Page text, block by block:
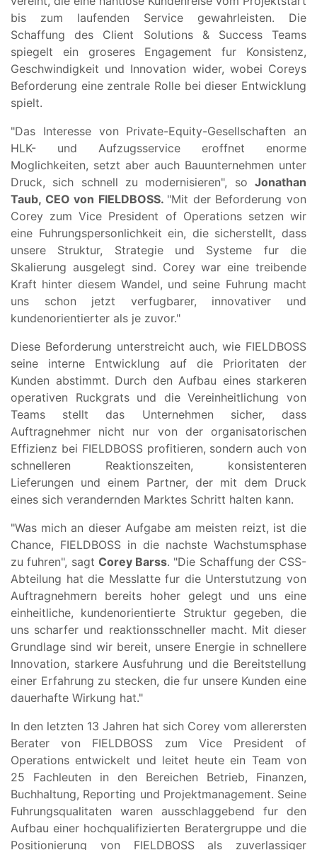
bis zum laufenden Service gewahrleisten. Die
Schaffung des Client Solutions & Success Teams
spiegelt ein groseres Engagement fur Konsistenz,
Geschwindigkeit und Innovation wider, wobei Coreys
Beforderung eine zentrale Rolle bei dieser Entwicklung
spielt.
"Das Interesse von Private-Equity-Gesellschaften an
HLK- und Aufzugsservice eroffnet enorme
Moglichkeiten, setzt aber auch Bauunternehmen unter
Druck, sich schnell zu modernisieren", so Jonathan
Taub, CEO von FIELDBOSS. "Mit der Beforderung von
Corey zum Vice President of Operations setzen wir
eine Fuhrungspersonlichkeit ein, die sicherstellt, dass
unsere Struktur, Strategie und Systeme fur die
Skalierung ausgelegt sind. Corey war eine treibende
Kraft hinter diesem Wandel, und seine Fuhrung macht
uns schon jetzt verfugbarer, innovativer und
kundenorientierter als je zuvor."
Diese Beforderung unterstreicht auch, wie FIELDBOSS
seine interne Entwicklung auf die Prioritaten der
Kunden abstimmt. Durch den Aufbau eines starkeren
operativen Ruckgrats und die Vereinheitlichung von
Teams stellt das Unternehmen sicher, dass
Auftragnehmer nicht nur von der organisatorischen
Effizienz bei FIELDBOSS profitieren, sondern auch von
schnelleren Reaktionszeiten, konsistenteren
Lieferungen und einem Partner, der mit dem Druck
eines sich verandernden Marktes Schritt halten kann.
"Was mich an dieser Aufgabe am meisten reizt, ist die
Chance, FIELDBOSS in die nachste Wachstumsphase
zu fuhren", sagt Corey Barss. "Die Schaffung der CSS-
Abteilung hat die Messlatte fur die Unterstutzung von
Auftragnehmern bereits hoher gelegt und uns eine
einheitliche, kundenorientierte Struktur gegeben, die
uns scharfer und reaktionsschneller macht. Mit dieser
Grundlage sind wir bereit, unsere Energie in schnellere
Innovation, starkere Ausfuhrung und die Bereitstellung
einer Erfahrung zu stecken, die fur unsere Kunden eine
dauerhafte Wirkung hat."
In den letzten 13 Jahren hat sich Corey vom allerersten
Berater von FIELDBOSS zum Vice President of
Operations entwickelt und leitet heute ein Team von
25 Fachleuten in den Bereichen Betrieb, Finanzen,
Buchhaltung, Reporting und Projektmanagement. Seine
Fuhrungsqualitaten waren ausschlaggebend fur den
Aufbau einer hochqualifizierten Beratergruppe und die
Positionierung von FIELDBOSS als zuverlassiger